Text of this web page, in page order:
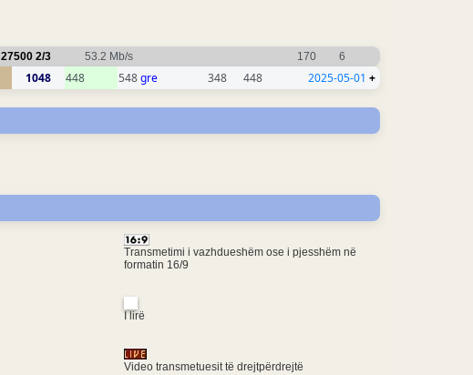
27500 2/3 53.2 Mb/s 170 6
1048 448 548gre 348 448 2025-05-01 +
Transmetimi i vazhdueshëm ose i pjesshëm në
formatin 16/9
I lirë
Video transmetuesit të drejtpërdrejtë